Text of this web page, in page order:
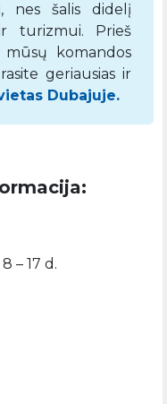
nes šalis didelį
turizmui. Prieš
komandos
geriausias ir
Dubajuje.
– 17 d.